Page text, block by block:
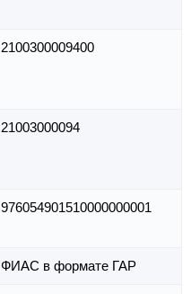
2100300009400
21003000094
976054901510000000001
ФИАС в формате ГАР